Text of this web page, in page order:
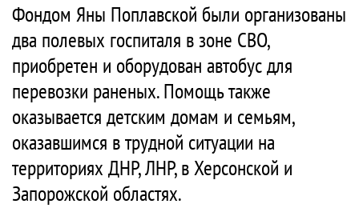
Фондом Яны Поплавской были организованы
два полевых госпиталя в зоне СВО,
приобретен и оборудован автобус для
перевозки раненых. Помощь также
оказывается детским домам и семьям,
оказавшимся в трудной ситуации на
территориях ДНР, ЛНР, в Херсонской и
Запорожской областях.